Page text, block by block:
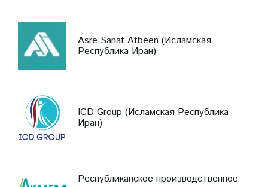
Asre Sanat Atbeen (Исламская
Республика Иран)
ICD Group (Исламская Республика
Иран)
Республиканское производственное